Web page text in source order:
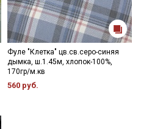
Фуле "Клетка" цв.св.серо-синяя
дымка, ш.1.45м, хлопок-100%,
170гр/м.кв
560 руб.